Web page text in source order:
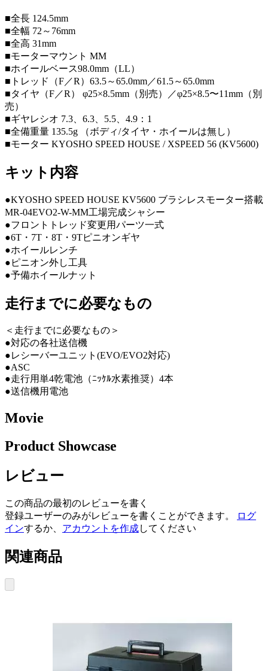
■全長 124.5mm
■全幅 72～76mm
■全高 31mm
■モーターマウント MM
■ホイールベース98.0mm（LL）
■トレッド（F／R）63.5～65.0mm／61.5～65.0mm
■タイヤ（F／R） φ25×8.5mm（別売）／φ25×8.5〜11mm（別
売）
■ギヤレシオ 7.3、6.3、5.5、4.9：1
■全備重量 135.5g （ボディ/タイヤ・ホイールは無し）
■モーター KYOSHO SPEED HOUSE / XSPEED 56 (KV5600)
キット内容
●KYOSHO SPEED HOUSE KV5600 ブラシレスモーター搭載
MR-04EVO2-W-MM工場完成シャシー
●フロントトレッド変更用パーツ一式
●6T・7T・8T・9Tピニオンギヤ
●ホイールレンチ
●ピニオン外し工具
●予備ホイールナット
走行までに必要なもの
＜走行までに必要なもの＞
●対応の各社送信機
●レシーバーユニット(EVO/EVO2対応)
●ASC
●走行用単4乾電池（ﾆｯｹﾙ水素推奨）4本
●送信機用電池
Movie
Product Showcase
レビュー
この商品の最初のレビューを書く
登録ユーザーのみがレビューを書くことができます。
ログ
インするか、 アカウントを作成してください
関連商品